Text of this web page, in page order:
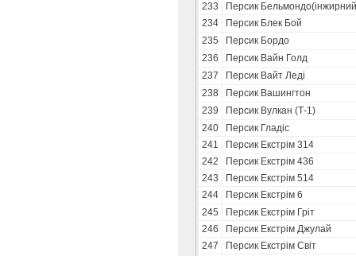
233
Персик
234
Персик Блек Бой
235
Персик Бордо
236
Персик Вайн Голд
237
Персик Вайт Леді
238
Персик Вашингтон
239
Персик Вулкан (Т-1)
240
Персик Гладіс
241
Персик Екстрім 314
242
Персик Екстрім 436
243
Персик Екстрім 514
244
Персик Екстрім 6
245
Персик Екстрім Гріт
246
Персик Екстрім Джулай
247
Персик Екстрім Світ